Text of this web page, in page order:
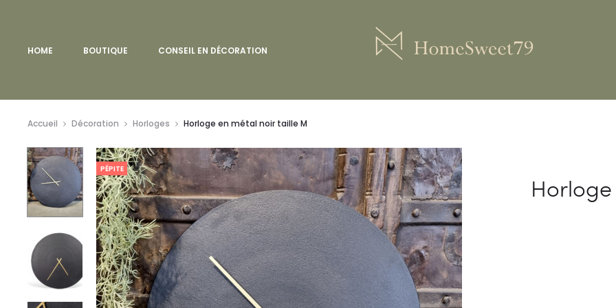
HOME BOUTIQUE CONSEIL EN DÉCORATION
Accueil Décoration Horloges Horloge en métal noir taille M
PÉPITE